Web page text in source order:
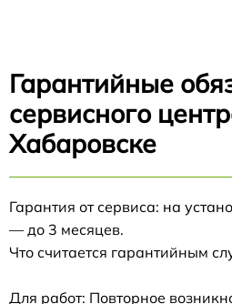
Гарантийные
сервисного
Хабаровске
Гарантия от сервиса: на
— до 3 месяцев.
Что считается гарантийным
Для работ: Повторное